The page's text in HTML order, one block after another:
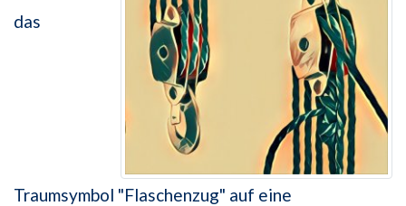
das
Traumsymbol "Flaschenzug" auf eine